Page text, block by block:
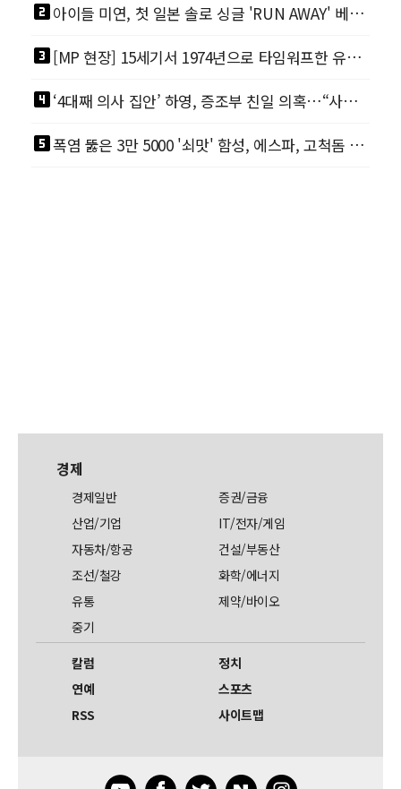
looks_two 아이들 미연, 첫 일본 솔로 싱글 'RUN AWAY' 베일 벗었다
looks_3 [MP 현장] 15세기서 1974년으로 타임워프한 유해진, '왕사남'? 그게 뭔데?
looks_4 ‘4대째 의사 집안’ 하영, 증조부 친일 의혹…“사실무근” [MP이슈]
looks_5 폭염 뚫은 3만 5000 '쇠맛' 함성, 에스파, 고척돔 점령
경제
경제일반
증권/금융
산업/기업
IT/전자/게임
자동차/항공
건설/부동산
조선/철강
화학/에너지
유통
제약/바이오
중기
칼럼
정치
연예
스포츠
RSS
사이트맵